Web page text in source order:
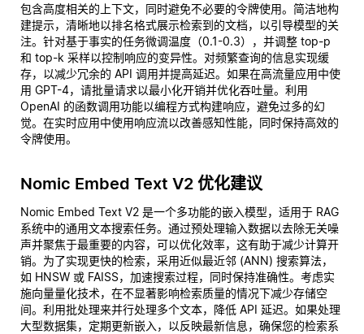
包含高度相关的上下文，同时避免不必要的令牌使用。简洁地构
建提示，清晰地以排名格式展示检索到的文档，以引导模型的关
注。针对基于事实的任务微调温度（0.1-0.3），并调整 top-p
和 top-k 采样以控制响应的变异性。对频繁查询的信息实现缓
存，以减少冗余的 API 调用并提高延迟。如果在高流量应用中使
用 GPT-4，请批量请求以最小化开销并优化吞吐量。利用
OpenAI 的函数调用功能以编程方式构建响应，避免过多的幻
觉。在实时应用中使用响应流以改善感知性能，同时保持高效的
令牌使用。
Nomic Embed Text V2 优化建议
Nomic Embed Text V2 是一个多功能的嵌入模型，适用于 RAG
系统中的通用文本搜索任务。通过预处理输入数据以去除无关噪
声并聚焦于最重要的内容，可以优化效率，这有助于减少计算开
销。为了实现更快的检索，采用近似最近邻 (ANN) 搜索算法，
如 HNSW 或 FAISS，加速搜索过程，同时保持准确性。考虑实
施向量量化技术，在不显著影响检索质量的情况下减少存储空
间。利用批处理来并行处理多个文本，降低 API 延迟。如果处理
大型数据集，定期更新嵌入，以反映最新信息，确保您的检索系